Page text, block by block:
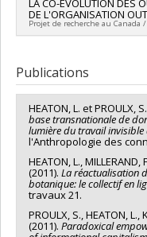
Lead researcher :
Co-researchers :
Funding sources:
LA CO-EVOLUTION DES
DE L'ORGANISATION
Projet de recherche au Canada
Publications
HEATON, L. et PROULX,
base transnationale de
lumière du travail
l'Anthropologie des
HEATON, L., MILLERAND,
(2011). La réactualisation
botanique: le collectif en
travaux 21.
PROULX, S., HEATON, L.,
(2011). Paradoxical